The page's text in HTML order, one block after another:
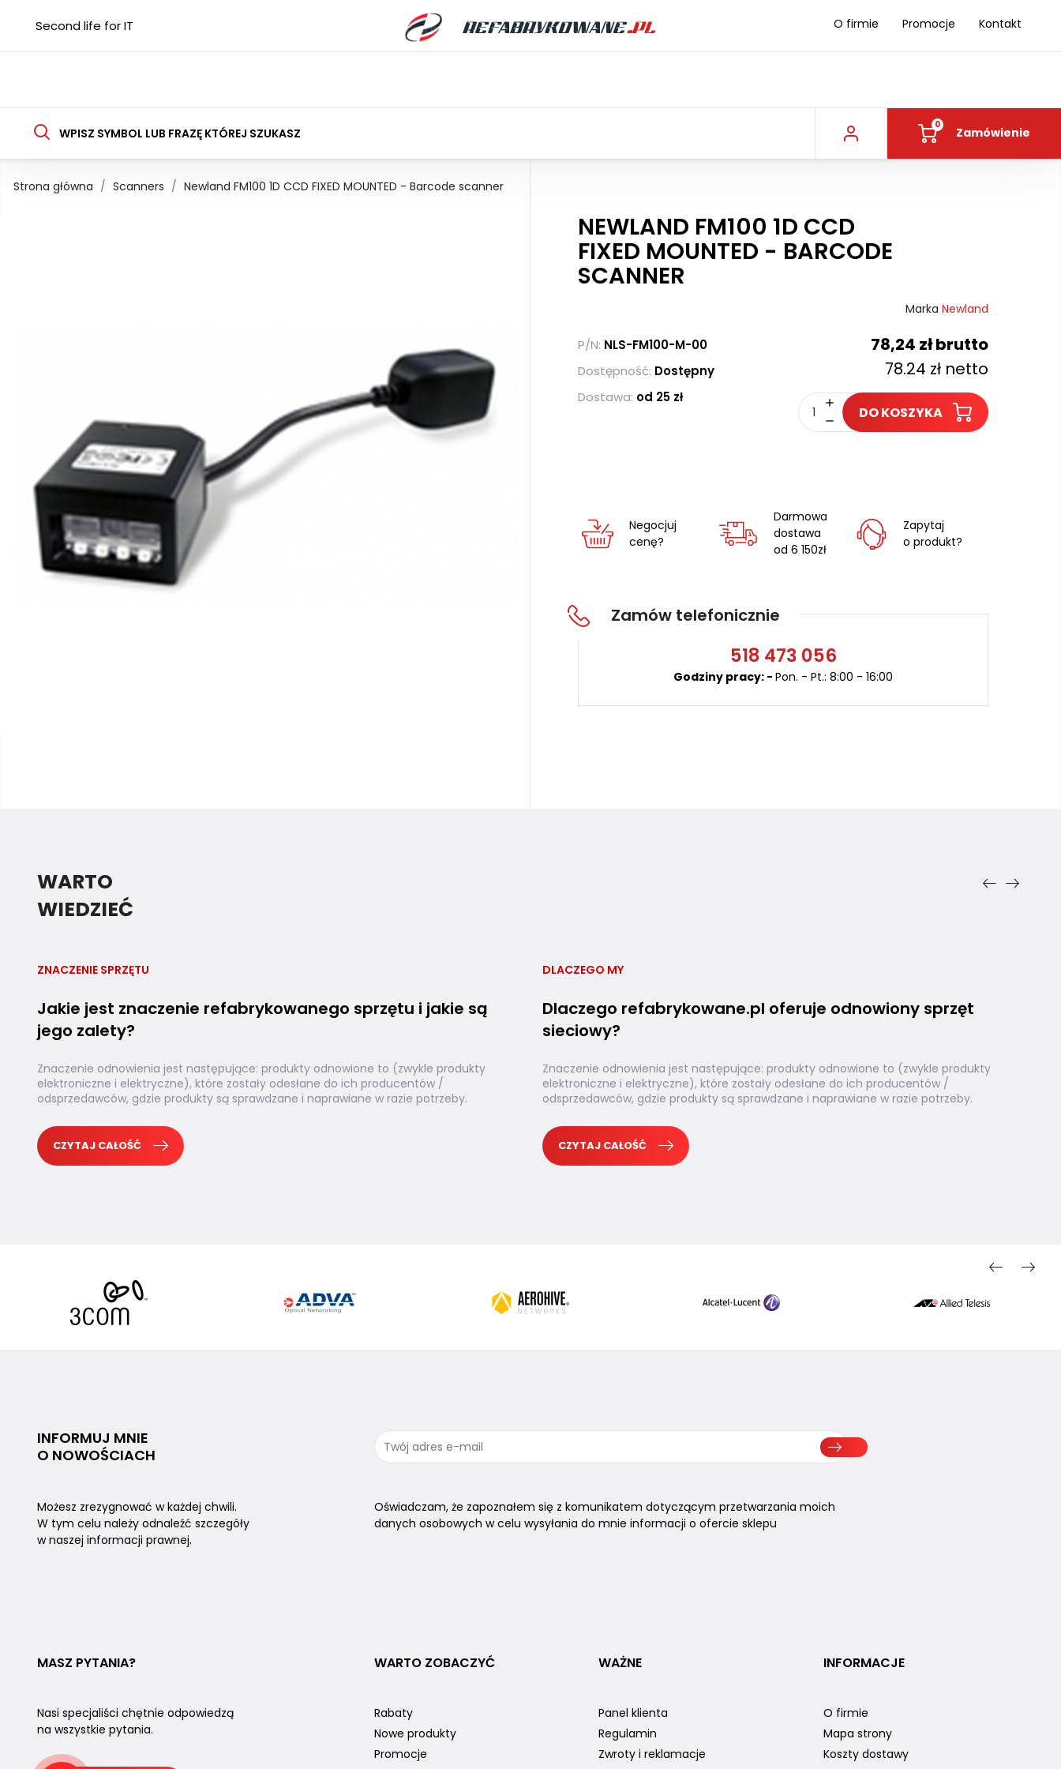
Second life for IT O firmie Promocje Kontakt
Zamówienie
0
WPISZ SYMBOL LUB FRAZĘ KTÓREJ SZUKASZ
Strona główna Scanners Newland FM100 1D CCD FIXED MOUNTED - Barcode scanner
NEWLAND FM100 1D CCD
FIXED MOUNTED - BARCODE
SCANNER
Marka Newland
P/N: NLS-FM100-M-00
Dostępność: Dostępny
Dostawa: od 25 zł
78,24 zł brutto
78.24 zł netto
DO KOSZYKA
Negocjuj
cenę?
Darmowa
dostawa
od 6 150zł
Zapytaj
o produkt?
Zamów telefonicznie
518 473 056
Godziny pracy: - Pon. - Pt.: 8:00 - 16:00
WARTO
WIEDZIEĆ
ZNACZENIE SPRZĘTU
Jakie jest znaczenie refabrykowanego sprzętu i jakie są
jego zalety?
Znaczenie odnowienia jest następujące: produkty odnowione to (zwykle produkty
elektroniczne i elektryczne), które zostały odesłane do ich producentów /
odsprzedawców, gdzie produkty są sprawdzane i naprawiane w razie potrzeby.
CZYTAJ CAŁOŚĆ
DLACZEGO MY
Dlaczego refabrykowane.pl oferuje odnowiony sprzęt
sieciowy?
Znaczenie odnowienia jest następujące: produkty odnowione to (zwykle produkty
elektroniczne i elektryczne), które zostały odesłane do ich producentów /
odsprzedawców, gdzie produkty są sprawdzane i naprawiane w razie potrzeby.
CZYTAJ CAŁOŚĆ
INFORMUJ MNIE
O NOWOŚCIACH
Możesz zrezygnować w każdej chwili.
W tym celu należy odnaleźć szczegóły
w naszej informacji prawnej.
Oświadczam, że zapoznałem się z komunikatem dotyczącym przetwarzania moich
danych osobowych w celu wysyłania do mnie informacji o ofercie sklepu
MASZ PYTANIA?
Nasi specjaliści chętnie odpowiedzą
na wszystkie pytania.
WARTO ZOBACZYĆ
Rabaty
Nowe produkty
Promocje
WAŻNE
Panel klienta
Regulamin
Zwroty i reklamacje
INFORMACJE
O firmie
Mapa strony
Koszty dostawy